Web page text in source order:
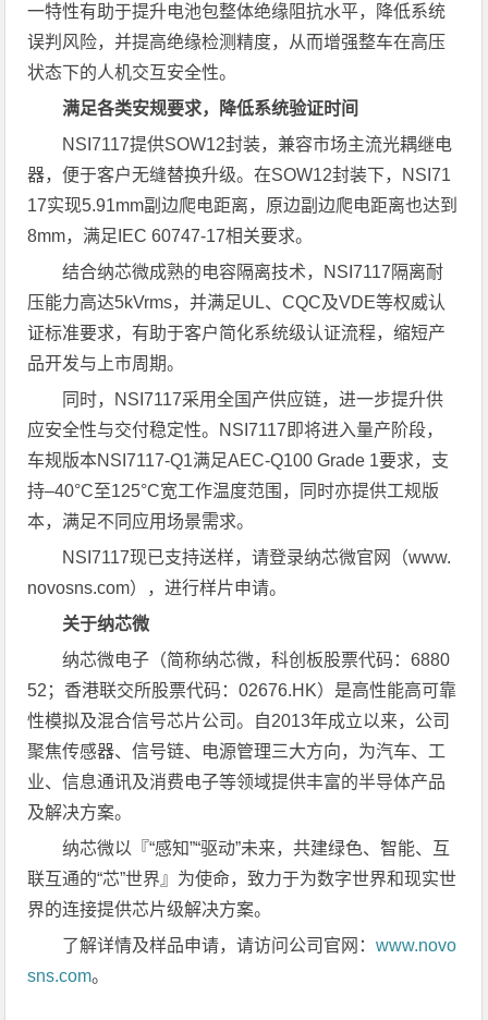
一特性有助于提升电池包整体绝缘阻抗水平，降低系统
误判风险，并提高绝缘检测精度，从而增强整车在高压
状态下的人机交互安全性。
满足各类安规要求，降低系统验证时间
NSI7117提供SOW12封装，兼容市场主流光耦继电
器，便于客户无缝替换升级。在SOW12封装下，NSI71
17实现5.91mm副边爬电距离，原边副边爬电距离也达到
8mm，满足IEC 60747-17相关要求。
结合纳芯微成熟的电容隔离技术，NSI7117隔离耐
压能力高达5kVrms，并满足UL、CQC及VDE等权威认
证标准要求，有助于客户简化系统级认证流程，缩短产
品开发与上市周期。
同时，NSI7117采用全国产供应链，进一步提升供
应安全性与交付稳定性。NSI7117即将进入量产阶段，
车规版本NSI7117-Q1满足AEC-Q100 Grade 1要求，支
持–40°C至125°C宽工作温度范围，同时亦提供工规版
本，满足不同应用场景需求。
NSI7117现已支持送样，请登录纳芯微官网（www.
novosns.com），进行样片申请。
关于纳芯微
纳芯微电子（简称纳芯微，科创板股票代码：6880
52；香港联交所股票代码：02676.HK）是高性能高可靠
性模拟及混合信号芯片公司。自2013年成立以来，公司
聚焦传感器、信号链、电源管理三大方向，为汽车、工
业、信息通讯及消费电子等领域提供丰富的半导体产品
及解决方案。
纳芯微以『“感知”“驱动”未来，共建绿色、智能、互
联互通的“芯”世界』为使命，致力于为数字世界和现实世
界的连接提供芯片级解决方案。
了解详情及样品申请，请访问公司官网：www.novo
sns.com。